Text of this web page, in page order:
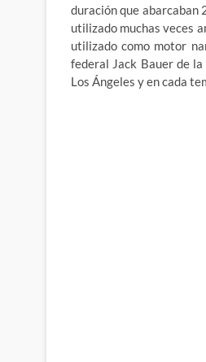
duración que abarcaban
utilizado muchas veces
utilizado como motor
federal Jack Bauer de
Los Ángeles y en cada